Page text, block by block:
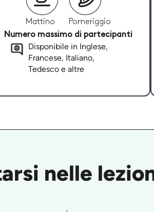
Mattino
Pomeriggio
Numero massimo di partecipanti
Disponibile in Inglese,
Francese, Italiano,
Tedesco e altre
nelle